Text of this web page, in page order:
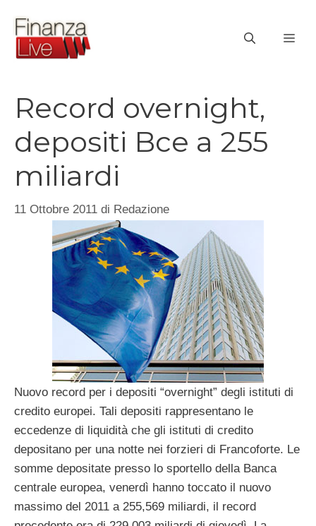
contenuto
Record overnight,
depositi Bce a 255
miliardi
11 Ottobre 2011 di Redazione
Nuovo record per i depositi “overnight” degli istituti di
credito europei. Tali depositi rappresentano le
eccedenze di liquidità che gli istituti di credito
depositano per una notte nei forzieri di Francoforte. Le
somme depositate presso lo sportello della Banca
centrale europea, venerdì hanno toccato il nuovo
massimo del 2011 a 255,569 miliardi, il record